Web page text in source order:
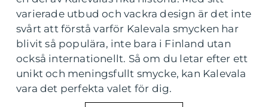
varierade utbud och vackra design är det inte
svårt att förstå varför Kalevala smycken har
blivit så populära, inte bara i Finland utan
också internationellt. Så om du letar efter ett
unikt och meningsfullt smycke, kan Kalevala
vara det perfekta valet för dig.